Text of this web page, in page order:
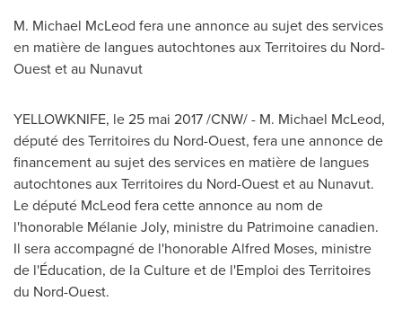
M. Michael McLeod fera une annonce au sujet des services
en matière de langues autochtones aux Territoires du Nord-
Ouest et au Nunavut
YELLOWKNIFE, le 25 mai 2017 /CNW/ - M. Michael McLeod,
député des Territoires du Nord-Ouest, fera une annonce de
financement au sujet des services en matière de langues
autochtones aux Territoires du Nord-Ouest et au Nunavut.
Le député McLeod fera cette annonce au nom de
l'honorable MélanieJoly, ministre du Patrimoine canadien.
Il sera accompagné de l'honorableAlfred Moses, ministre
de l'Éducation, de la Culture et de l'Emploi des Territoires
du Nord-Ouest.